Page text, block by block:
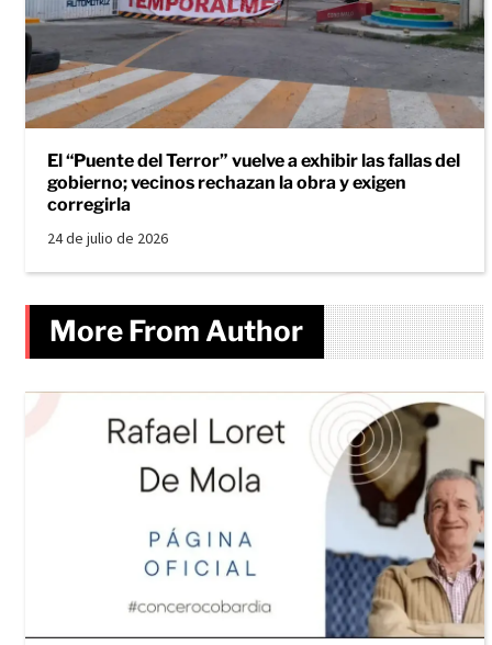
El “Puente del Terror” vuelve a exhibir las fallas del
gobierno; vecinos rechazan la obra y exigen
corregirla
24 de julio de 2026
More From Author